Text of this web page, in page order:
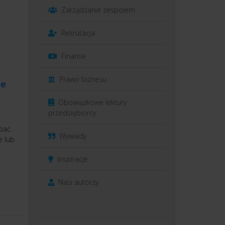
lub
Zarządzanie zespołem
Rekrutacja
Finanse
Prawo biznesu
Obowiązkowe lektury
przedsiębiorcy
Wywiady
Inspiracje
Nasi autorzy